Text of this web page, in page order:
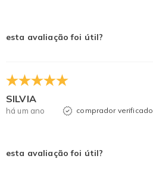
esta avaliação foi útil?
SILVIA
há um ano comprador verificado
esta avaliação foi útil?